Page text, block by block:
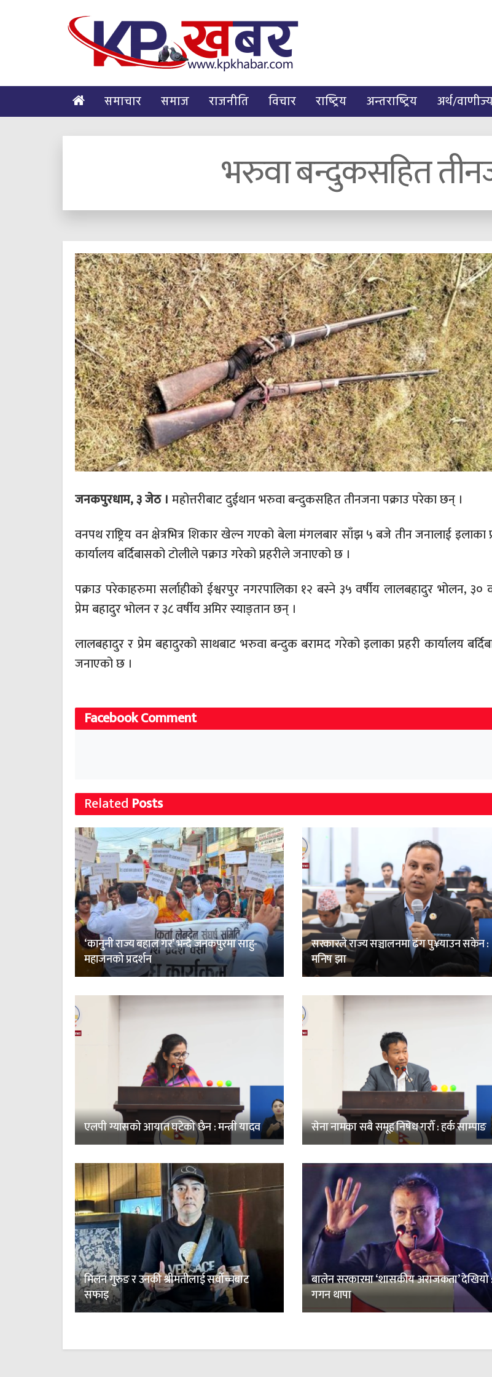
समाचार समाज राजनीति विचार राष्ट्रिय अन्तराष्ट्रिय अर्थ/
भरुवा बन्दुकसहित
जनकपुरधाम, ३ जेठ । महोत्तरीबाट दुईथान भरुवा बन्दुकसहित तीनजना पक्राउ परेका छन् ।
वनपथ राष्ट्रिय वन क्षेत्रभित्र शिकार खेल्न गएको बेला मंगलबार साँझ ५ बजे तीन जनालाई इलाका
कार्यालय बर्दिबासको टोलीले पक्राउ गरेको प्रहरीले जनाएको छ ।
पक्राउ परेकाहरुमा सर्लाहीको ईश्वरपुर नगरपालिका १२ बस्ने ३५ वर्षीय लालबहादुर भोलन, ३०
प्रेम बहादुर भोलन र ३८ वर्षीय अमिर स्याङ्तान छन् ।
लालबहादुर र प्रेम बहादुरको साथबाट भरुवा बन्दुक बरामद गरेको इलाका प्रहरी कार्यालय
जनाएको छ ।
Facebook Comment
Related Posts
‘कानुनी राज्य बहाल गर’ भन्दै जनकपुरमा साहु-
महाजनको प्रदर्शन
सरकारले राज्य सञ्चालनमा ढंग पु¥याउन सकेन :
मनिष झा
एलपी ग्यासको आयात घटेको छैन : मन्त्री यादव सेना नामका सबै समूह निषेध गरौँ : हर्क साम्पाङ
मिलन गुरुङ र उनकी श्रीमतीलाई सर्वोच्चबाट
सफाइ
बालेन सरकारमा ‘शासकीय अराजकता’ देखियो
गगन थापा